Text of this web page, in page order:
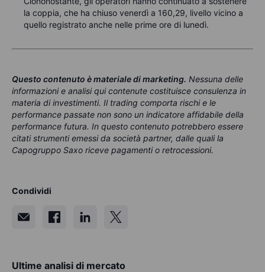
la coppia, che ha chiuso venerdì a 160,29, livello vicino a
quello registrato anche nelle prime ore di lunedì.
Questo contenuto è materiale di marketing. Nessuna delle
informazioni e analisi qui contenute costituisce consulenza in
materia di investimenti. Il trading comporta rischi e le
performance passate non sono un indicatore affidabile della
performance futura. In questo contenuto potrebbero essere
citati strumenti emessi da società partner, dalle quali la
Capogruppo Saxo riceve pagamenti o retrocessioni.
Condividi
Ultime analisi di mercato